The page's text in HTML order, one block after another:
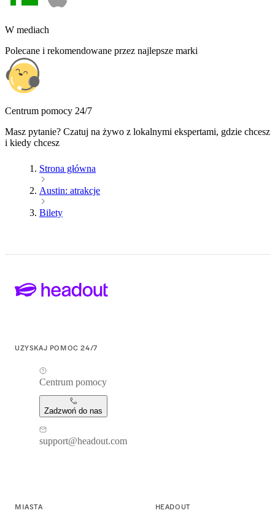
W mediach
Polecane i rekomendowane przez najlepsze marki
Centrum pomocy 24/7
Masz pytanie? Czatuj na żywo z lokalnymi ekspertami, gdzie chcesz
i kiedy chcesz
Strona główna
Austin: atrakcje
Bilety
UZYSKAJ POMOC 24/7
Centrum pomocy
Zadzwoń do nas
support@headout.com
MIASTA HEADOUT